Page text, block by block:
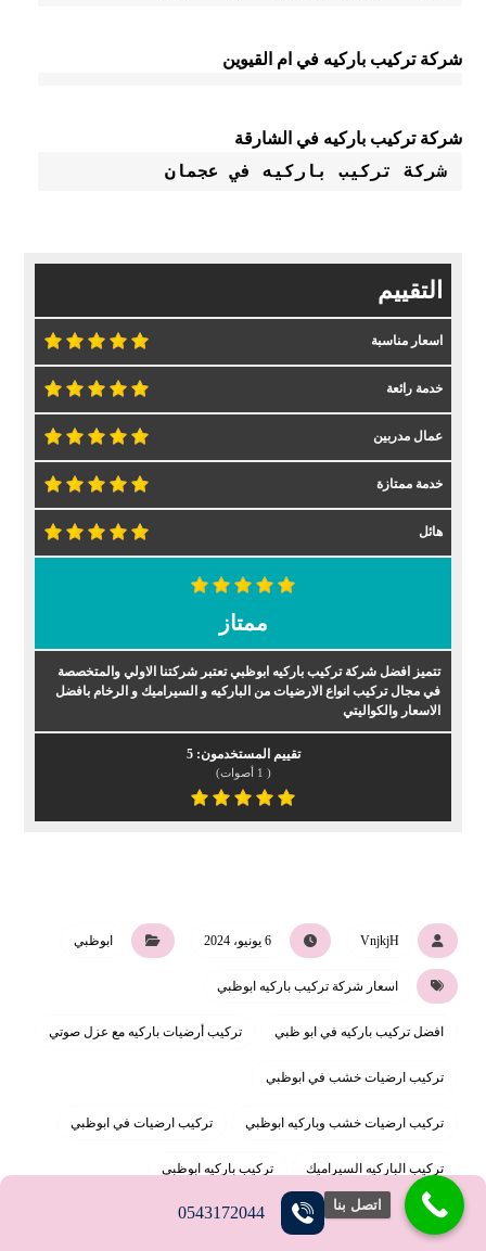
شركة تركيب باركيه في ام القيوين
شركة تركيب باركيه في الشارقة
شركة تركيب باركيه في عجمان
التقييم
اسعار مناسبة
خدمة رائعة
عمال مدربين
خدمة ممتازة
هائل
ممتاز
تتميز افضل شركة تركيب باركيه ابوظبي تعتبر شركتنا الاولي والمتخصصة
في مجال تركيب انواع الارضيات من الباركيه و السيراميك و الرخام بافضل
الاسعار والكواليتي
تقييم المستخدمون:5
(
1 أصوات)
VnjkjH 6 يونيو، 2024 ابوظبي
اسعار شركة تركيب باركيه ابوظبي
افضل تركيب باركيه في ابو ظبي تركيب أرضيات باركيه مع عزل صوتي
تركيب ارضيات خشب في ابوظبي
تركيب ارضيات خشب وباركيه ابوظبي تركيب ارضيات في ابوظبي
تركيب الباركيه السيراميك تركيب باركيه ابوظبي
تركيب باركيه في ابوظبي تركيب سيراميك باركيه بابوظبي
0543172044 اتصل بنا